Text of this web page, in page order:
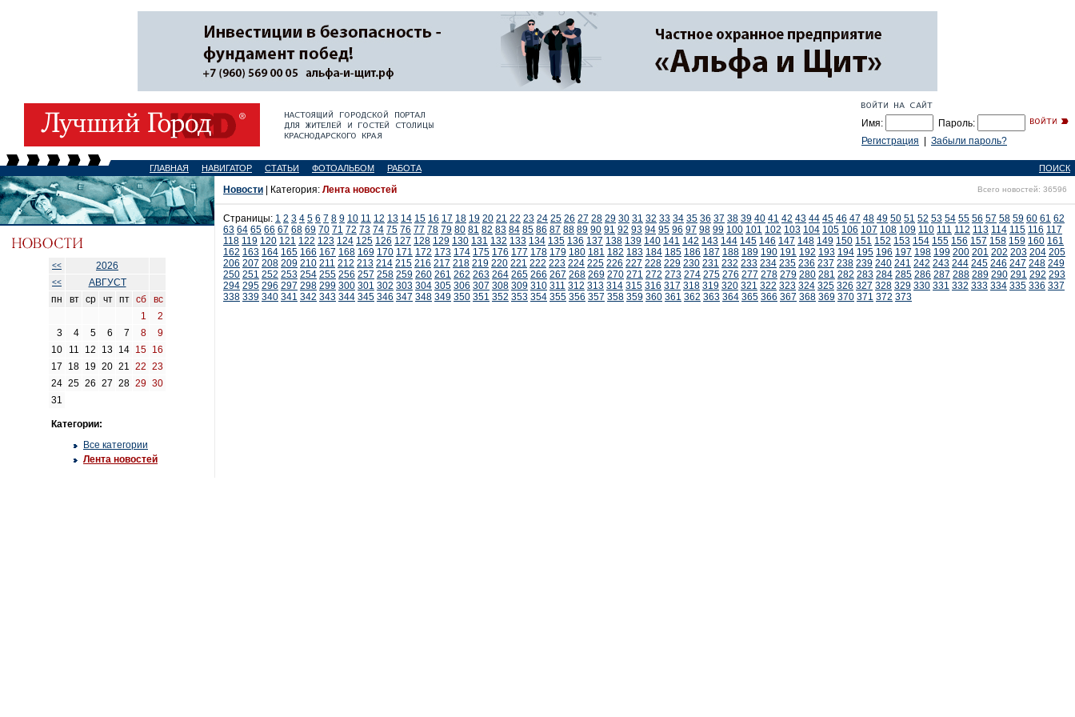
Имя:
Пароль:
Регистрация
Забыли пароль?
ГЛАВНАЯ НАВИГАТОР СТАТЬИ ФОТОАЛЬБОМ РАБОТА ПОИСК
<< 2026
<<
АВГУСТ
пн
вт ср чт пт сб
вс
1
2
3
4 5 6 7 8
9
10
11 12 13 14 15 16
17
18 19 20 21 22 23
24 25 26 27 28 29 30
31
Категории:
Все категории
Лента новостей
Новости | Категория: Лента новостей Всего новостей: 36596
Страницы: 1 2 3 4 5 6 7 8 9 10 11 12 13 14 15 16 17 18 19 20 21 22 23 24 25 26 27 28 29 30 31 32 33 34 35 36 37 38 39 40 41 42 43 44 45 46 47 48 49 50 51 52 53 54 55 56 57 58 59 60 61 62
63 64 65 66 67 68 69 70 71 72 73 74 75 76 77 78 79 80 81 82 83 84 85 86 87 88 89 90 91 92 93 94 95 96 97 98 99 100 101 102 103 104 105 106 107 108 109 110 111 112 113 114 115 116 117
118 119 120 121 122 123 124 125 126 127 128 129 130 131 132 133 134 135 136 137 138 139 140 141 142 143 144 145 146 147 148 149 150 151 152 153 154 155 156 157 158 159 160 161
162 163 164 165 166 167 168 169 170 171 172 173 174 175 176 177 178 179 180 181 182 183 184 185 186 187 188 189 190 191 192 193 194 195 196 197 198 199 200 201 202 203 204 205
206 207 208 209 210 211 212 213 214 215 216 217 218 219 220 221 222 223 224 225 226 227 228 229 230 231 232 233 234 235 236 237 238 239 240 241 242 243 244 245 246 247 248 249
250 251 252 253 254 255 256 257 258 259 260 261 262 263 264 265 266 267 268 269 270 271 272 273 274 275 276 277 278 279 280 281 282 283 284 285 286 287 288 289 290 291 292 293
294 295 296 297 298 299 300 301 302 303 304 305 306 307 308 309 310 311 312 313 314 315 316 317 318 319 320 321 322 323 324 325 326 327 328 329 330 331 332 333 334 335 336 337
338 339 340 341 342 343 344 345 346 347 348 349 350 351 352 353 354 355 356 357 358 359 360 361 362 363 364 365 366 367 368 369 370 371 372 373